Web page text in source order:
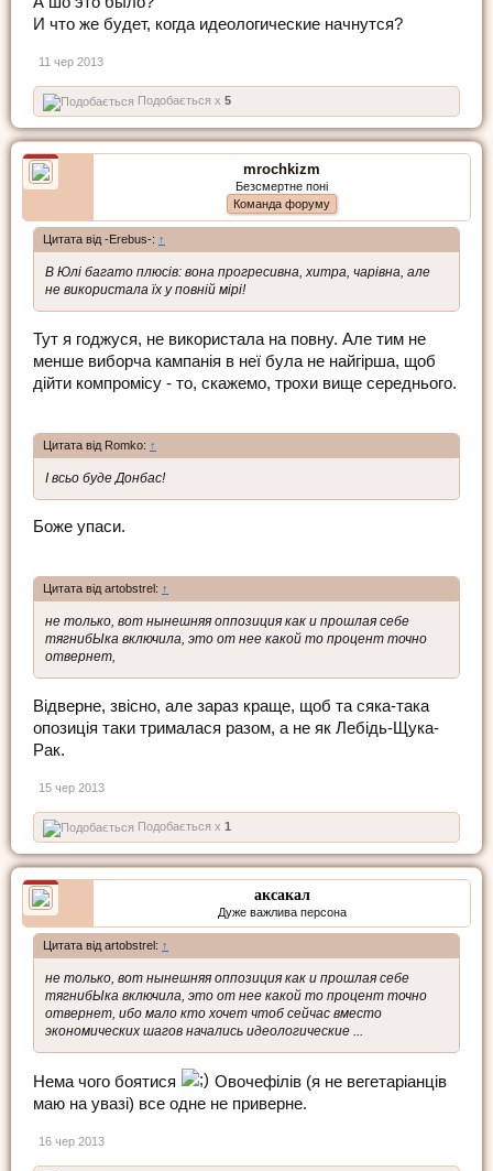
И что же будет, когда идеологические начнутся?
11 чер 2013
Подобається x 5
mrochkizm
Безсмертне поні
Команда форуму
Цитата від -Erebus-: ↑
В Юлі багато плюсів: вона прогресивна, хитра, чарівна, але
не використала їх у повній мірі!
Тут я годжуся, не використала на повну. Але тим не
менше виборча кампанія в неї була не найгірша, щоб
дійти компромісу - то, скажемо, трохи вище середнього.
Цитата від Romko: ↑
І всьо буде Донбас!
Боже упаси.
Цитата від artobstrel: ↑
не только, вот нынешняя оппозиция как и прошлая себе
тягнибЫка включила, это от нее какой то процент точно
отвернет,
Відверне, звісно, але зараз краще, щоб та сяка-така
опозиція таки трималася разом, а не як Лебідь-Щука-
Рак.
15 чер 2013
Подобається x 1
аксакал
Дуже важлива персона
Цитата від artobstrel: ↑
не только, вот нынешняя оппозиция как и прошлая себе
тягнибЫка включила, это от нее какой то процент точно
отвернет, ибо мало кто хочет чтоб сейчас вместо
экономических шагов начались идеологические ...
Нема чого боятися
Овочефілів (я не вегетаріанців
маю на увазі) все одне не приверне.
16 чер 2013